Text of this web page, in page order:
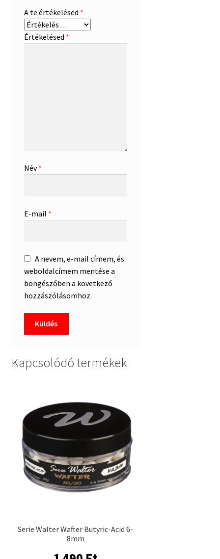
A te értékelésed *
Értékelésed *
Név*
E-mail *
A nevem, e-mail címem, és
weboldalcímem mentése a
böngészőben a következő
hozzászólásomhoz.
Kapcsolódó termékek
Serie Walter Wafter Butyric-Acid 6-
8mm